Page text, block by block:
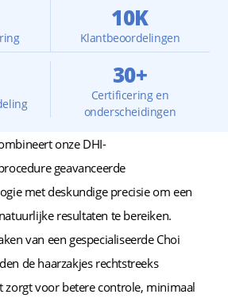
10K
Klantbeoordelingen
30+
Certificering en
onderscheidingen
onze DHI-
geavanceerde
met deskundige precisie om een
resultaten te bereiken.
van een gespecialiseerde Choi
de haarzakjes rechtstreeks
zorgt voor betere controle, minimaal